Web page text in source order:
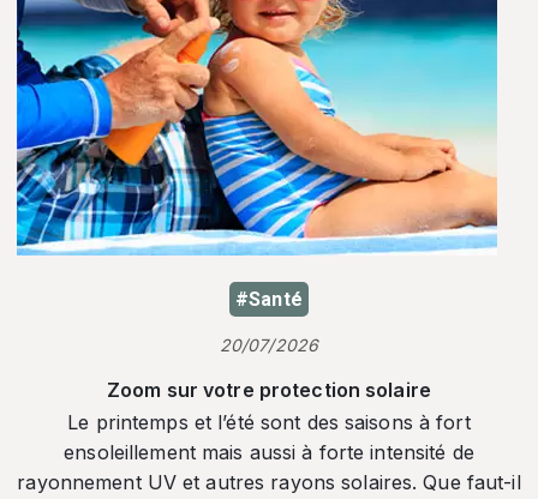
#Santé
20/07/2026
Zoom sur votre protection solaire
Le printemps et l’été sont des saisons à fort
ensoleillement mais aussi à forte intensité de
rayonnement UV et autres rayons solaires. Que faut-il